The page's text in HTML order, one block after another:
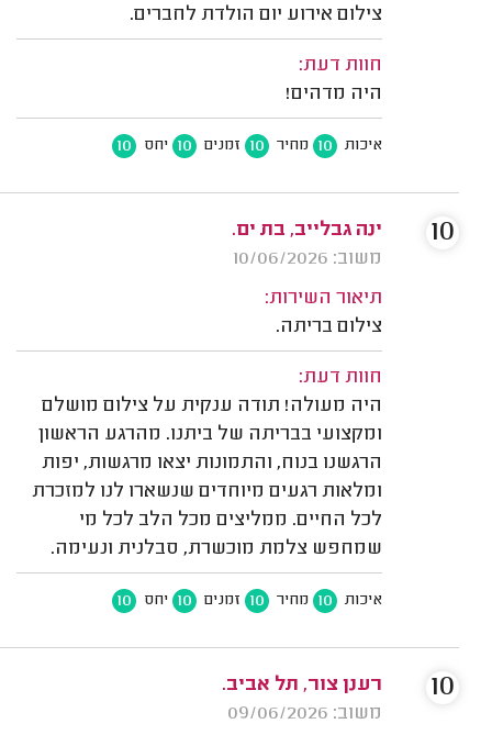
צילום אירוע יום הולדת לחברים.
חוות דעת:
היה מדהים!
איכות 10 מחיר 10 זמנים 10 יחס 10
ינה גבלייב, בת ים.
משוב: 10/06/2026
תיאור השירות:
צילום בריתה.
חוות דעת:
היה מעולה! תודה ענקית על צילום מושלם
ומקצועי בבריתה של ביתנו. מהרגע הראשון
הרגשנו בנוח, והתמונות יצאו מרגשות, יפות
ומלאות רגעים מיוחדים שנשארו לנו למזכרת
לכל החיים. ממליצים מכל הלב לכל מי
שמחפש צלמת מוכשרת, סבלנית ונעימה.
איכות 10 מחיר 10 זמנים 10 יחס 10
10
רענן צור, תל אביב.
משוב: 09/06/2026
10